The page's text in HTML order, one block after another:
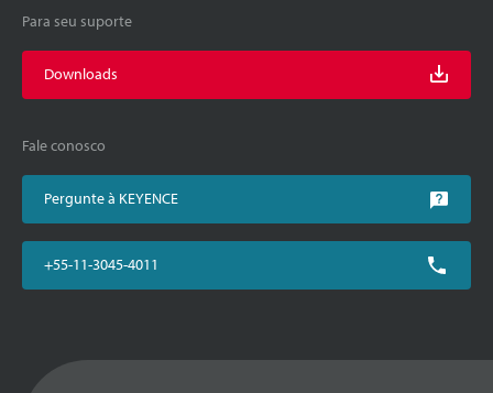
Para seu suporte
Downloads
Fale conosco
Pergunte à KEYENCE
+55-11-3045-4011